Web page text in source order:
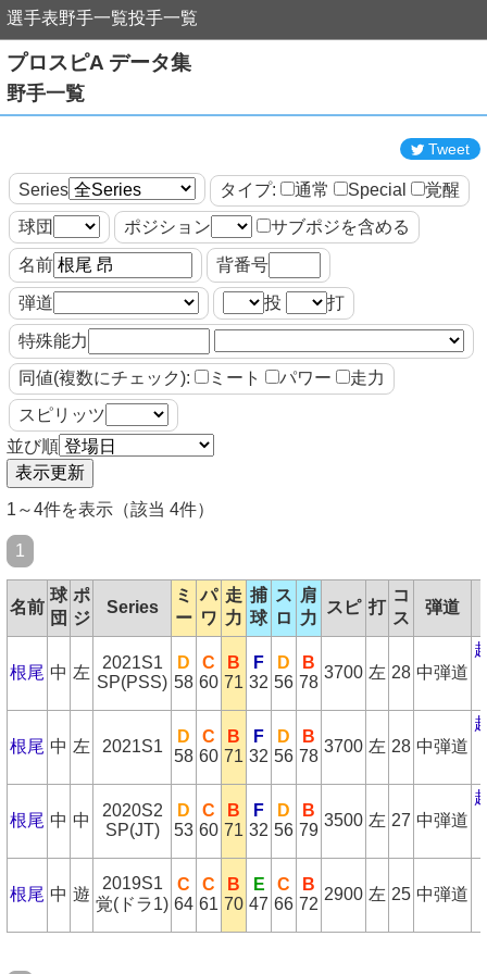
選手表野手一覧投手一覧
プロスピA データ集
野手一覧
Tweet
Series タイプ: 通常 Special
覚醒
球団
ポジション サブポジを含める
名前 背番号
弾道 投 打
特殊能力
同値(複数にチェック):
ミート パワー
走力
スピリッツ
並び順
1～4件を表示（該当 4件）
1
名前
球
団
ポ
ジ
Series
ミ
ー
パ
ワ
走
力
捕
球
ス
ロ
肩
力
スピ 打
コ
ス
弾道
根尾 中 左
2021S1
SP(PSS)
D
58
C
60
B
71
F
32
D
56
B
78
3700 左 28 中弾道
根尾 中 左 2021S1
D
58
C
60
B
71
F
32
D
56
B
78
3700 左 28 中弾道
根尾 中 中
2020S2
SP(JT)
D
53
C
60
B
71
F
32
D
56
B
79
3500 左 27 中弾道
根尾 中 遊
2019S1
覚(ドラ1)
C
64
C
61
B
70
E
47
C
66
B
72
2900 左 25 中弾道